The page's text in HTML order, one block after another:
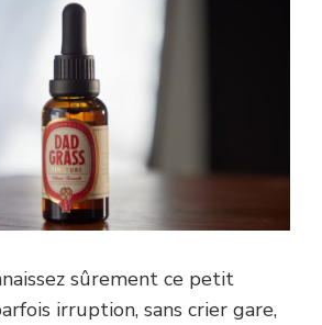
sûrement ce petit
irruption, sans crier gare,